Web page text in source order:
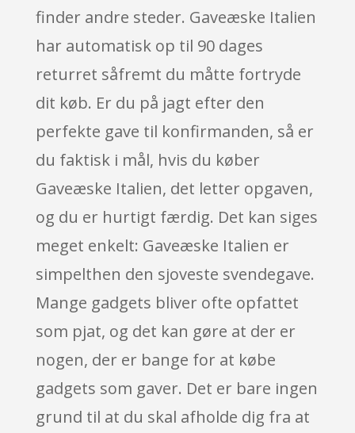
finder andre steder. Gaveæske Italien
har automatisk op til 90 dages
returret såfremt du måtte fortryde
dit køb. Er du på jagt efter den
perfekte gave til konfirmanden, så er
du faktisk i mål, hvis du køber
Gaveæske Italien, det letter opgaven,
og du er hurtigt færdig. Det kan siges
meget enkelt: Gaveæske Italien er
simpelthen den sjoveste svendegave.
Mange gadgets bliver ofte opfattet
som pjat, og det kan gøre at der er
nogen, der er bange for at købe
gadgets som gaver. Det er bare ingen
grund til at du skal afholde dig fra at